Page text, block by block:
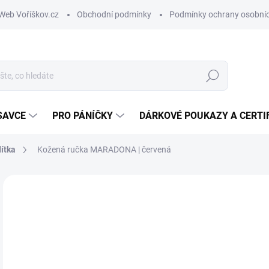
Voříškov.cz Obchodní podmínky Podmínky ochrany
Hledat
PRO PÁNÍČKY DÁRKOVÉ POUKAZY A
Kožená ručka MARADONA | červená